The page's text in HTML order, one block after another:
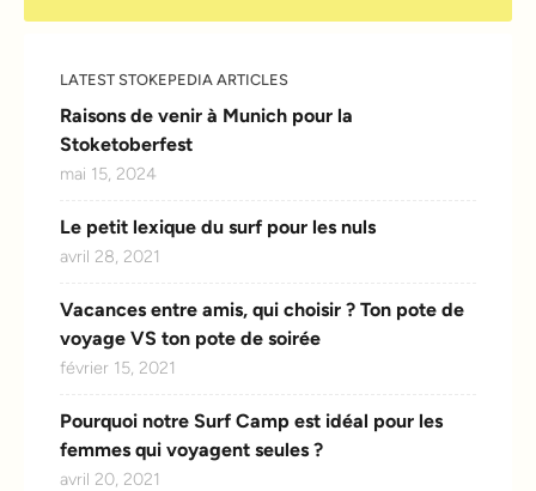
LATEST STOKEPEDIA ARTICLES
Raisons de venir à Munich pour la
Stoketoberfest
mai 15, 2024
Le petit lexique du surf pour les nuls
avril 28, 2021
Vacances entre amis, qui choisir ? Ton pote de
voyage VS ton pote de soirée
février 15, 2021
Pourquoi notre Surf Camp est idéal pour les
femmes qui voyagent seules ?
avril 20, 2021